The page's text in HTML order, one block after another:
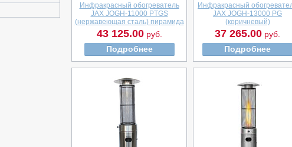
Инфракрасный обогреватель
JAX JOGH-11000 PТGS
(нержавеющая сталь) пирамида
43 125.00руб.
Подробнее
Инфракрасный
JAX JOGH-13000 PG
(коричневый)
37 265.00 руб.
Подробнее